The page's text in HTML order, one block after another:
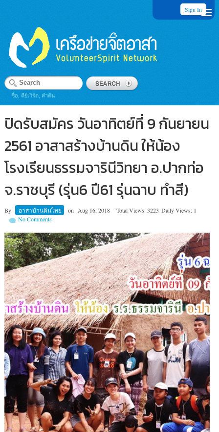
Sign In
ชื่อ, คีย์เวิร์ด, คำค้น
ปิดรับสมัคร วันอาทิตย์ที่ 9 กันยายน
2561 อาสาสร้างบ้านดิน ให้น้อง
โรงเรียนธรรมจารินีวิทยา อ.ปากท่อ
จ.ราชบุรี (รุ่น6 ปี61 รุ่นฉาบ ทำสี)
By อาสาบ้านดินไทย on Aug 16, 2018 Total Views: 3223 Daily Views: 1
No Comments